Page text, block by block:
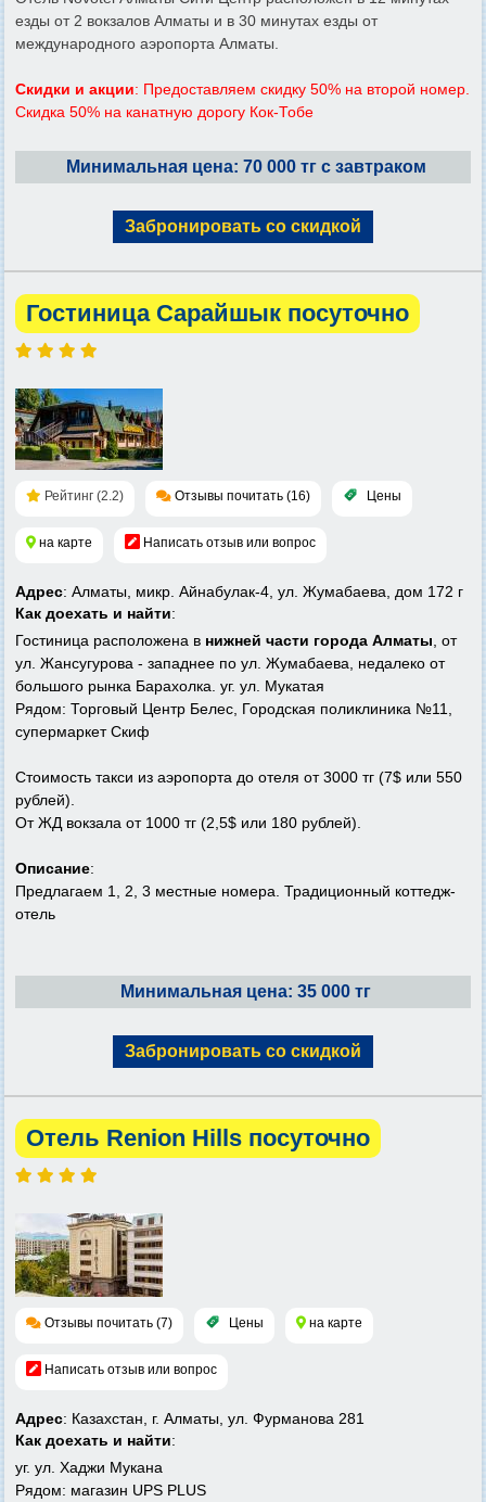
езды от 2 вокзалов Алматы и в 30 минутах езды от
международного аэропорта Алматы.
Скидки и акции: Предоставляем скидку 50% на второй номер.
Скидка 50% на канатную дорогу Кок-Тобе
Минимальная цена: 70 000 тг с завтраком
Забронировать со скидкой
Гостиница Сарайшык посуточно
Рейтинг (2.2) Отзывы почитать (16) Цены
на карте Написать отзыв или вопрос
Адрес: Алматы, микр. Айнабулак-4, ул. Жумабаева, дом 172 г
Как доехать и найти:
Гостиница расположена в нижней части города Алматы , от
ул. Жансугурова - западнее по ул. Жумабаева, недалеко от
большого рынка Барахолка. уг. ул. Мукатая
Рядом: Торговый Центр Белес, Городская поликлиника №11,
супермаркет Скиф
Стоимость такси из аэропорта до отеля от 3000 тг (7$ или 550
рублей).
От ЖД вокзала от 1000 тг (2,5$ или 180 рублей).
Описание:
Предлагаем 1, 2, 3 местные номера. Традиционный коттедж-
отель
Минимальная цена: 35 000 тг
Забронировать со скидкой
Отель Renion Hills посуточно
Отзывы почитать (7) Цены на карте
Написать отзыв или вопрос
Адрес: Казахстан, г. Алматы, ул. Фурманова 281
Как доехать и найти:
уг. ул. Хаджи Мукана
Рядом: магазин UPS PLUS